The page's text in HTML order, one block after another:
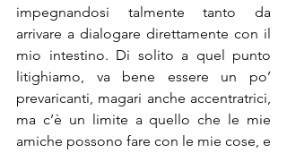
impegnandosi talmente tanto da
arrivare a dialogare direttamente con il
mio intestino. Di solito a quel punto
litighiamo, va bene essere un po’
prevaricanti, magari anche accentratrici,
ma c’è un limite a quello che le mie
amiche possono fare con le mie cose, e